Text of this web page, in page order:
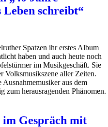
Leben schreibt“
Spatzen ihr erstes Album
haben und auch heute noch
im Musikgeschäft. Sie
Volksmusikszene aller Zeiten.
aus dem
zum herausragenden Phänomen.
im Gespräch mit